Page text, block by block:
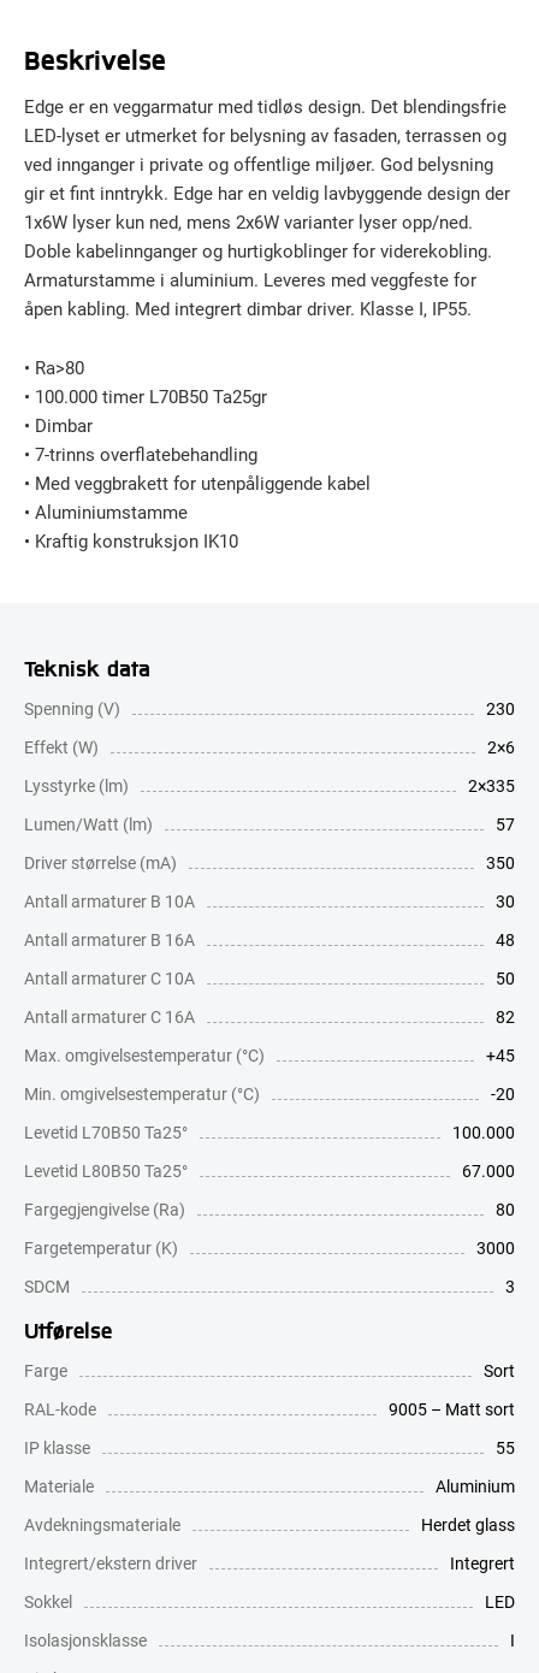
Beskrivelse
Edge er en veggarmatur med tidløs design. Det blendingsfrie
LED-lyset er utmerket for belysning av fasaden, terrassen og
ved innganger i private og offentlige miljøer. God belysning
gir et fint inntrykk. Edge har en veldig lavbyggende design der
1x6W lyser kun ned, mens 2x6W varianter lyser opp/ned.
Doble kabelinnganger og hurtigkoblinger for viderekobling.
Armaturstamme i aluminium. Leveres med veggfeste for
åpen kabling. Med integrert dimbar driver. Klasse I, IP55.
• Ra>80
• 100.000 timer L70B50 Ta25gr
• Dimbar
• 7-trinns overflatebehandling
• Med veggbrakett for utenpåliggende kabel
• Aluminiumstamme
• Kraftig konstruksjon IK10
Teknisk data
Spenning (V)
230
Effekt (W)
2×6
Lysstyrke (lm)
2×335
Lumen/Watt (lm)
57
Driver størrelse (mA)
350
Antall armaturer B 10A
30
Antall armaturer B 16A
48
Antall armaturer C 10A
50
Antall armaturer C 16A
82
Max. omgivelsestemperatur (°C)
+45
Min. omgivelsestemperatur (°C)
-20
Levetid L70B50 Ta25°
100.000
Levetid L80B50 Ta25°
67.000
Fargegjengivelse (Ra)
80
Fargetemperatur (K)
3000
SDCM
3
Utførelse
Farge
Sort
RAL-kode
9005 – Matt sort
IP klasse
55
Materiale
Aluminium
Avdekningsmateriale
Herdet glass
Integrert/ekstern driver
Integrert
Sokkel
LED
Isolasjonsklasse
I